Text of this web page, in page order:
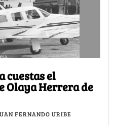
cuestas el
Olaya Herrera de
FERNANDO URIBE